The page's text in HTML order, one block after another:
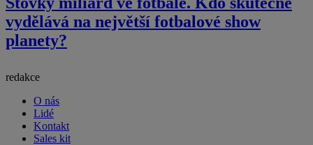
vydělává na největší fotbalové show
planety?
redakce
O nás
Lidé
Kontakt
Sales kit